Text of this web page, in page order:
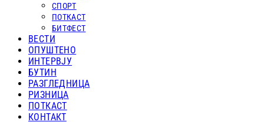
СПОРТ
ПОТКАСТ
БИТФЕСТ
ВЕСТИ
ОПУШТЕНО
ИНТЕРВЈУ
БУТИН
РАЗГЛЕДНИЦА
РИЗНИЦА
ПОТКАСТ
КОНТАКТ